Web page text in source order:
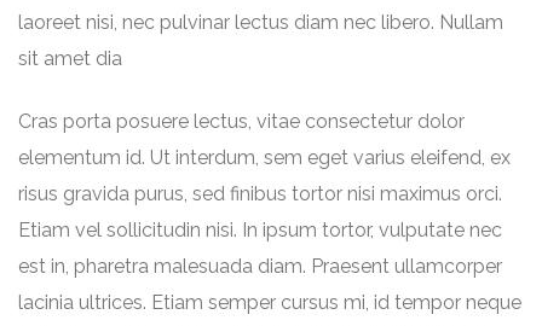
laoreet nisi, nec pulvinar lectus diam nec libero. Nullam
sit amet dia
Cras porta posuere lectus, vitae consectetur dolor
elementum id. Ut interdum, sem eget varius eleifend, ex
risus gravida purus, sed finibus tortor nisi maximus orci.
Etiam vel sollicitudin nisi. In ipsum tortor, vulputate nec
est in, pharetra malesuada diam. Praesent ullamcorper
lacinia ultrices. Etiam semper cursus mi, id tempor neque